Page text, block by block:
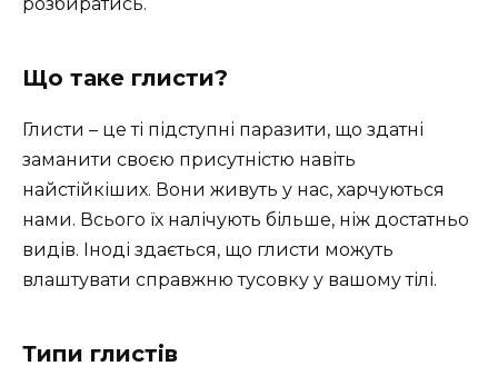
Що таке глисти?
Глисти – це ті підступні паразити, що здатні
заманити своєю присутністю навіть
найстійкіших. Вони живуть у нас, харчуються
нами. Всього їх налічують більше, ніж достатньо
видів. Іноді здається, що глисти можуть
влаштувати справжню тусовку у вашому тілі.
Типи глистів